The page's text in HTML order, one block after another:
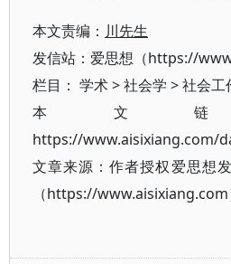
本文责编： 川先生
发信站：爱思想（https://
栏目： 学术>社会学 >社会工
本文
https://www.aisixiang.com/
文章来源：作者授权爱思想
（https://www.aisixiang.com